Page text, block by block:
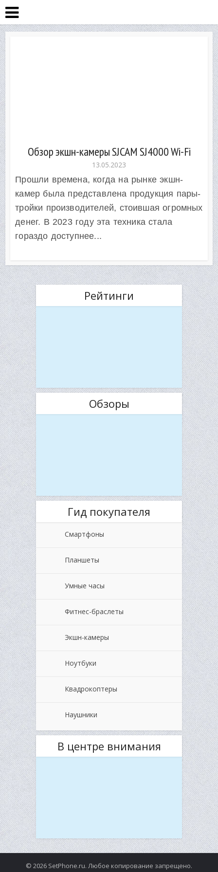
Обзор экшн-камеры SJCAM SJ4000 Wi-Fi
13.05.2023
Прошли времена, когда на рынке экшн-
камер была представлена продукция пары-
тройки производителей, стоившая огромных
денег. В 2023 году эта техника стала
гораздо доступнее...
Рейтинги
Обзоры
Гид покупателя
Смартфоны
Планшеты
Умные часы
Фитнес-браслеты
Экшн-камеры
Ноутбуки
Квадрокоптеры
Наушники
В центре внимания
© 2026 SetPhone.ru. Любое копирование запрещено.